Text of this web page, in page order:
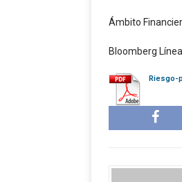
Ámbito
Bloomberg
Riesgo-